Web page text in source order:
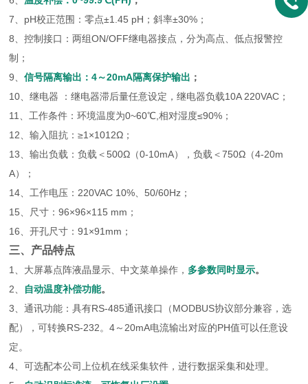
7、pH校正范围：零点±1.45 pH；斜率±30%；
8、控制接口：两组ON/OFF继电器接点，分为高点、低点报警控
制；
9、信号隔离输出：4～20mA隔离保护输出 ；
10、继电器 ：继电器滞后量任意设定，继电器负载10A 220VAC；
11、工作条件：环境温度为0~60℃,相对湿度≤90%；
12、输入阻抗：≥1×1012Ω；
13、输出负载：负载＜500Ω（0-10mA），负载＜750Ω（4-20m
A）；
14、工作电压：220VAC 10%、50/60Hz；
15、尺寸：96×96×115 mm；
16、开孔尺寸：91×91mm；
三、产品特点
1、大屏幕点阵液晶显示、中文菜单操作， 多参数同时显示。
2、 自动温度补偿功能。
3、通讯功能：具有RS-485通讯接口（MODBUS协议部分兼容，选
配），可转换RS-232。4～20mA电流输出对应的PH值可以任意设
定。
4、可选配本公司上位机在线采集软件，进行数据采集和处理。